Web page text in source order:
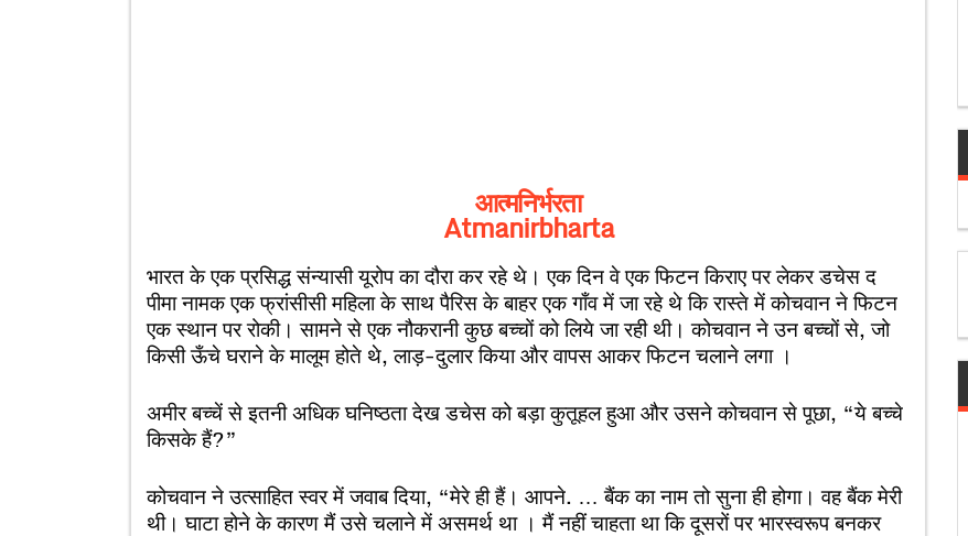
आत्मनिर्भरता
Atmanirbharta
भारत के एक प्रसिद्ध संन्यासी यूरोप का दौरा कर रहे थे। एक दिन वे एक फिटन किराए पर लेकर डचेस द
पीमा नामक एक फ्रांसीसी महिला के साथ पैरिस के बाहर एक गाँव में जा रहे थे कि रास्ते में कोचवान ने फिटन
एक स्थान पर रोकी। सामने से एक नौकरानी कुछ बच्चों को लिये जा रही थी। कोचवान ने उन बच्चों से, जो
किसी ऊँचे घराने के मालूम होते थे, लाड़-दुलार किया और वापस आकर फिटन चलाने लगा ।
अमीर बच्चें से इतनी अधिक घनिष्ठता देख डचेस को बड़ा कुतूहल हुआ और उसने कोचवान से पूछा, “ये बच्चे
किसके हैं?”
कोचवान ने उत्साहित स्वर में जवाब दिया, “मेरे ही हैं। आपने. … बैंक का नाम तो सुना ही होगा। वह बैंक मेरी
थी। घाटा होने के कारण मैं उसे चलाने में असमर्थ था । मैं नहीं चाहता था कि दूसरों पर भारस्वरूप बनकर